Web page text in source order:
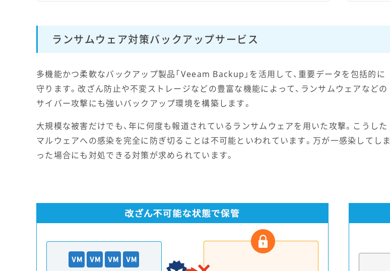
ランサムウェア対策バックアップサービス
多機能かつ柔軟なバックアップ製品「Veeam Backup」を活用して、重要データを包括的に
守ります。改ざん防止や不変ストレージなどの豊富な機能によって、ランサムウェアなどの
サイバー攻撃にも強いバックアップ環境を構築します。
大規模な被害だけでも、年に何度も報道されているランサムウェアを用いた攻撃。こうした
マルウェアへの感染を完全に防ぎ切ることは不可能といわれています。万が一感染してしま
った場合にも対処できる対策が求められています。